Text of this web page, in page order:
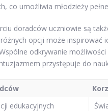
co umożliwia młodzieży
doradców uczniowie są
opcji może inspirować
odkrywanie
przystępuje do
edukacyjnych